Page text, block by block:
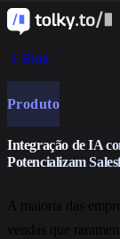
Blog
Produto
Integração de IA
Potencializam
A maioria das
vendas que